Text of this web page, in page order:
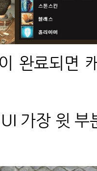
완료되면
가장 윗